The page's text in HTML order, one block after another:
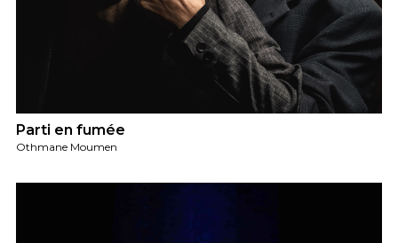
Parti en fumée
Othmane Moumen